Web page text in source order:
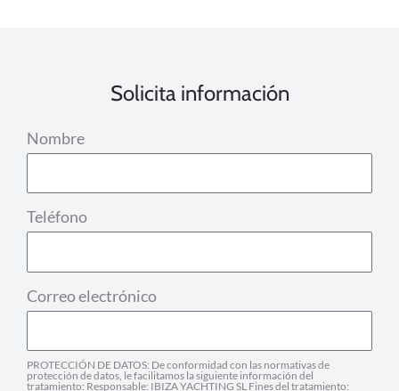
Solicita información
Nombre
Teléfono
Correo electrónico
PROTECCIÓN DE DATOS: De conformidad con las normativas de
protección de datos, le facilitamos la siguiente información del
tratamiento: Responsable: IBIZA YACHTING SL Fines del tratamiento: